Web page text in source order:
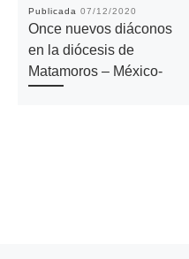
Publicada 07/12/2020
Once nuevos diáconos
en la diócesis de
Matamoros – México-